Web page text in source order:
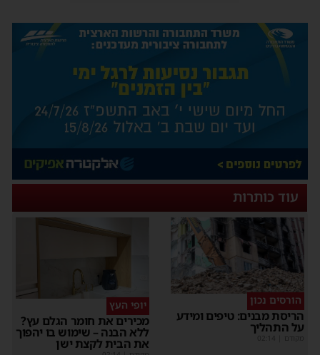
עוד כותרות
הורסים נכון
הריסת מבנים: טיפים ומידע
על התהליך
יופי העץ
מכירים את חומר הגלם עץ?
ללא הבנה – שימוש בו יהפוך
את הבית לקצת ישן